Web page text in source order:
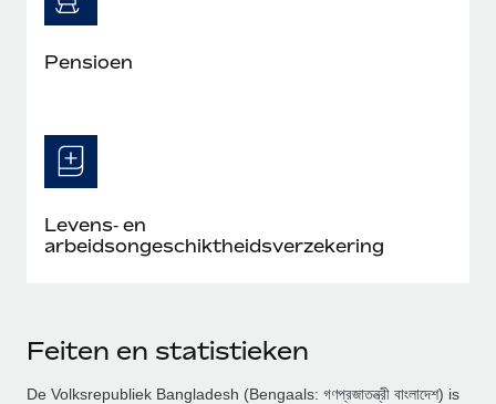
Pensioen
Levens‑ en
arbeidsongeschiktheidsverzekering
Feiten en statistieken
De Volksrepubliek Bangladesh (Bengaals: গণপ্রজাতন্ত্রী বাংলাদেশ) is